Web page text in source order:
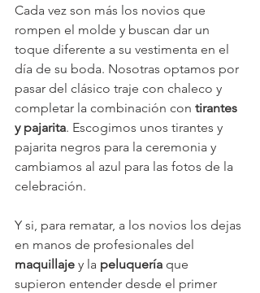
Cada vez son más los novios que
rompen el molde y buscan dar un
toque diferente a su vestimenta en el
día de su boda. Nosotras optamos por
pasar del clásico traje con chaleco y
completar la combinación con tirantes
y pajarita. Escogimos unos tirantes y
pajarita negros para la ceremonia y
cambiamos al azul para las fotos de la
celebración.
Y si, para rematar, a los novios los dejas
en manos de profesionales del
maquillaje y la peluquería que
supieron entender desde el primer